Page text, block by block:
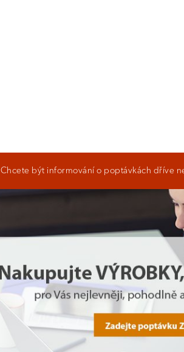
Chcete být informování o poptávkách dříve